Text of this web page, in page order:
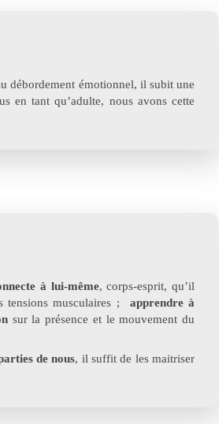
débordement émotionnel, il subit une
en tant qu’adulte, nous avons cette
à lui-même, corps-esprit, qu’il
tensions musculaires ; apprendre à
sur la présence et le mouvement du
de nous, il suffit de les maitriser